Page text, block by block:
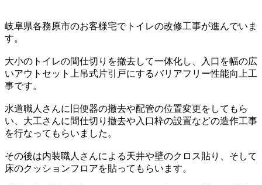
岐阜県各務原市のお客様宅でトイレの改修工事が進んでいま
す。
大小のトイレの間仕切りを撤去して一体化し、入口を幅の広
いアウトセット上吊式片引戸にするバリアフリー性能向上工
事です。
水道職人さんに旧便器の撤去や配管の位置変更をしてもら
い、大工さんに間仕切り撤去や入口枠の設置などの造作工事
を行なってもらいました。
その後は内装職人さんによる天井や壁のクロス貼り、そして
床のクッションフロアを貼ってもらいます。